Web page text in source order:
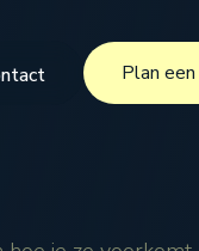
Plan